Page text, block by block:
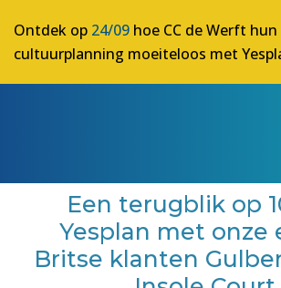
Ontdek op 24/09 hoe CC de Werft hun
cultuurplanning moeiteloos met
Een terugblik op
Yesplan met onze
Britse klanten